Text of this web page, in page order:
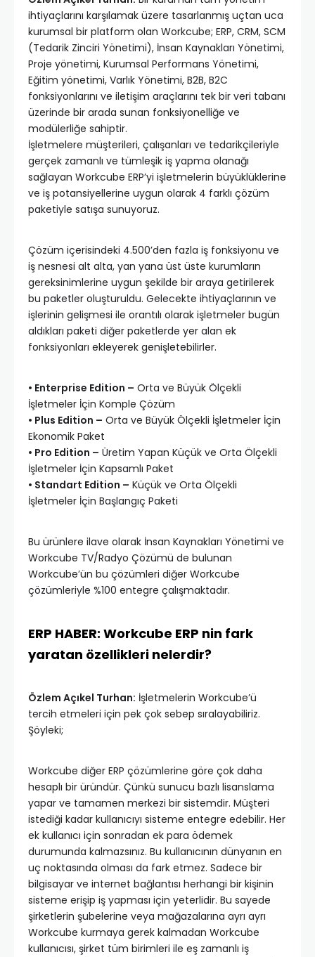
ihtiyaçlarını karşılamak üzere tasarlanmış uçtan uca
kurumsal bir platform olan Workcube; ERP, CRM, SCM
(Tedarik Zinciri Yönetimi), İnsan Kaynakları Yönetimi,
Proje yönetimi, Kurumsal Performans Yönetimi,
Eğitim yönetimi, Varlık Yönetimi, B2B, B2C
fonksiyonlarını ve iletişim araçlarını tek bir veri tabanı
üzerinde bir arada sunan fonksiyonelliğe ve
modülerliğe sahiptir.
İşletmelere müşterileri, çalışanları ve tedarikçileriyle
gerçek zamanlı ve tümleşik iş yapma olanağı
sağlayan Workcube ERP’yi işletmelerin büyüklüklerine
ve iş potansiyellerine uygun olarak 4 farklı çözüm
paketiyle satışa sunuyoruz.
Çözüm içerisindeki 4.500’den fazla iş fonksiyonu ve
iş nesnesi alt alta, yan yana üst üste kurumların
gereksinimlerine uygun şekilde bir araya getirilerek
bu paketler oluşturuldu. Gelecekte ihtiyaçlarının ve
işlerinin gelişmesi ile orantılı olarak işletmeler bugün
aldıkları paketi diğer paketlerde yer alan ek
fonksiyonları ekleyerek genişletebilirler.
• Enterprise Edition – Orta ve Büyük Ölçekli
İşletmeler İçin Komple Çözüm
• Plus Edition – Orta ve Büyük Ölçekli İşletmeler İçin
Ekonomik Paket
• Pro Edition – Üretim Yapan Küçük ve Orta Ölçekli
İşletmeler İçin Kapsamlı Paket
• Standart Edition – Küçük ve Orta Ölçekli
İşletmeler İçin Başlangıç Paketi
Bu ürünlere ilave olarak İnsan Kaynakları Yönetimi ve
Workcube TV/Radyo Çözümü de bulunan
Workcube’ün bu çözümleri diğer Workcube
çözümleriyle %100 entegre çalışmaktadır.
ERP HABER: Workcube ERP nin fark
yaratan özellikleri nelerdir?
Özlem Açıkel Turhan: İşletmelerin Workcube’ü
tercih etmeleri için pek çok sebep sıralayabiliriz.
Şöyleki;
Workcube diğer ERP çözümlerine göre çok daha
hesaplı bir üründür. Çünkü sunucu bazlı lisanslama
yapar ve tamamen merkezi bir sistemdir. Müşteri
istediği kadar kullanıcıyı sisteme entegre edebilir. Her
ek kullanıcı için sonradan ek para ödemek
durumunda kalmazsınız. Bu kullanıcının dünyanın en
uç noktasında olması da fark etmez. Sadece bir
bilgisayar ve internet bağlantısı herhangi bir kişinin
sisteme erişip iş yapması için yeterlidir. Bu sayede
şirketlerin şubelerine veya mağazalarına ayrı ayrı
Workcube kurmaya gerek kalmadan Workcube
kullanıcısı, şirket tüm birimleri ile eş zamanlı iş